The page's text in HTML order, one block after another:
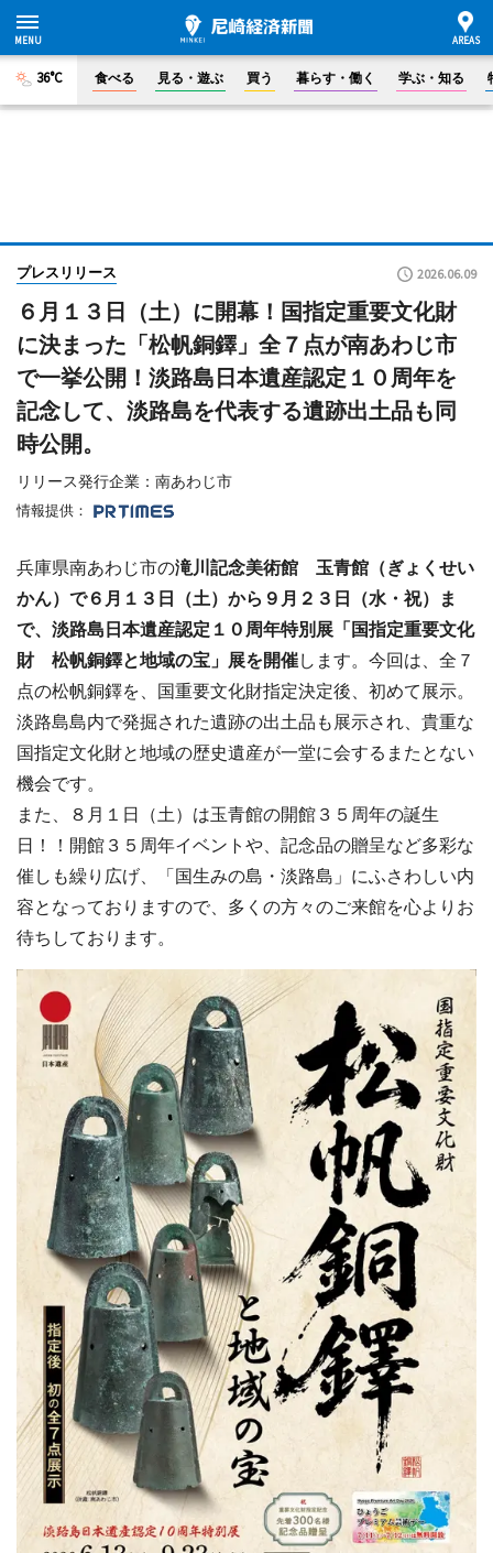
36°C 食べる 見る・遊ぶ 買う 暮らす・働く 学ぶ・知る
プレスリリース 2026.06.09
６月１３日（土）に開幕！国指定重要文化財
に決まった「松帆銅鐸」全７点が南あわじ市
で一挙公開！淡路島日本遺産認定１０周年を
記念して、淡路島を代表する遺跡出土品も同
時公開。
リリース発行企業：南あわじ市
情報提供：
兵庫県南あわじ市の滝川記念美術館 玉青館（ぎょくせい
かん）で６月１３日（土）から９月２３日（水・祝）ま
で、淡路島日本遺産認定１０周年特別展「国指定重要文化
財 松帆銅鐸と地域の宝」展を開催します。今回は、全７
点の松帆銅鐸を、国重要文化財指定決定後、初めて展示。
淡路島島内で発掘された遺跡の出土品も展示され、貴重な
国指定文化財と地域の歴史遺産が一堂に会するまたとない
機会です。
また、８月１日（土）は玉青館の開館３５周年の誕生
日！！開館３５周年イベントや、記念品の贈呈など多彩な
催しも繰り広げ、「国生みの島・淡路島」にふさわしい内
容となっておりますので、多くの方々のご来館を心よりお
待ちしております。